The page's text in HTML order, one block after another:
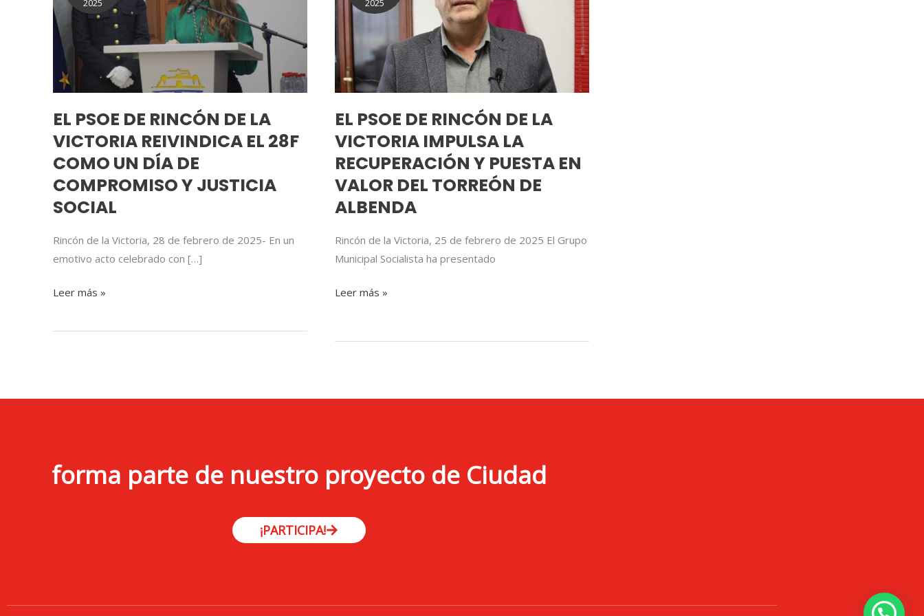
EL PSOE DE RINCÓN DE LA
VICTORIA REIVINDICA EL 28F
COMO UN DÍA DE
COMPROMISO Y JUSTICIA
SOCIAL
Rincón de la Victoria, 28 de febrero de 2025- En un
emotivo acto celebrado con […]
RINCÓN
DE
LA
VICTORIA
REIVINDICA
28F
COMO
UN
DE
COMPROMISO
Leer más »
EL PSOE DE RINCÓN DE LA
VICTORIA IMPULSA LA
RECUPERACIÓN Y PUESTA EN
VALOR DEL TORREÓN DE
ALBENDA
Rincón de la Victoria, 25 de febrero de 2025 El Grupo
Municipal Socialista ha presentado
RINCÓN
LA
VICTORIA
IMPULSA
RECUPERACIÓN
Y
PUESTA
VALOR
DEL
ALBENDA
Leer más »
forma parte de nuestro proyecto de Ciudad
¡PARTICIPA!